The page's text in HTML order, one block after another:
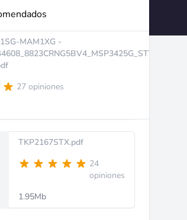
MAM1XG -
27 opiniones
TKP2167STX.pdf
24
opiniones
1.95Mb